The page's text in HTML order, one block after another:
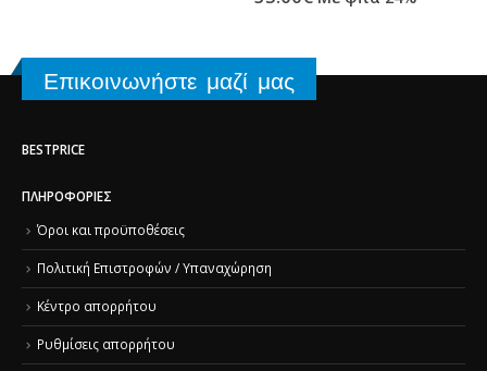
Επικοινωνήστε μαζί μας
BESTPRICE
ΠΛΗΡΟΦΟΡΊΕΣ
Όροι και προϋποθέσεις
Πολιτική Επιστροφών / Υπαναχώρηση
Κέντρο απορρήτου
Ρυθμίσεις απορρήτου